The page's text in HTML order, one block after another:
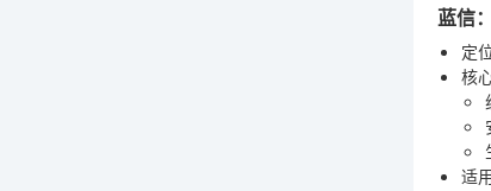
蓝信
定
核
适